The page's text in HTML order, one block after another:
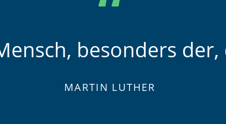
besonders
MARTIN LUTHER